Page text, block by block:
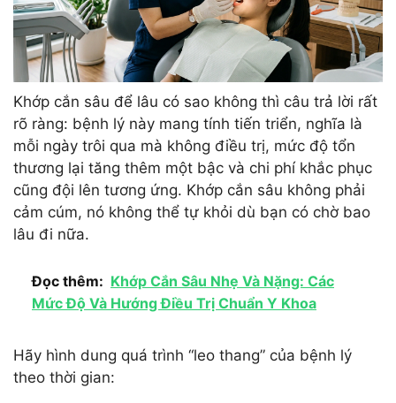
Khớp cắn sâu để lâu có sao không thì câu trả lời rất
rõ ràng: bệnh lý này mang tính tiến triển, nghĩa là
mỗi ngày trôi qua mà không điều trị, mức độ tổn
thương lại tăng thêm một bậc và chi phí khắc phục
cũng đội lên tương ứng. Khớp cắn sâu không phải
cảm cúm, nó không thể tự khỏi dù bạn có chờ bao
lâu đi nữa.
Đọc thêm: Khớp Cắn Sâu Nhẹ Và Nặng: Các
Mức Độ Và Hướng Điều Trị Chuẩn Y Khoa
Hãy hình dung quá trình “leo thang” của bệnh lý
theo thời gian: